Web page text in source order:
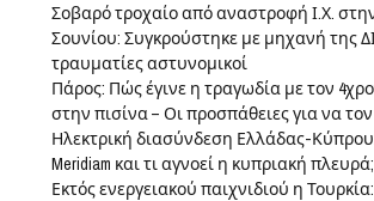
Σοβαρό τροχαίο από αναστροφή Ι.Χ.
Σουνίου: Συγκρούστηκε με μηχανή της
τραυματίες αστυνομικοί
Πάρος: Πώς έγινε η τραγωδία με τον
στην πισίνα – Οι προσπάθειες για να
Ηλεκτρική διασύνδεση Ελλάδας-
Meridiam και τι αγνοεί η κυπριακή πλευρά;
Εκτός ενεργειακού παιχνιδιού η